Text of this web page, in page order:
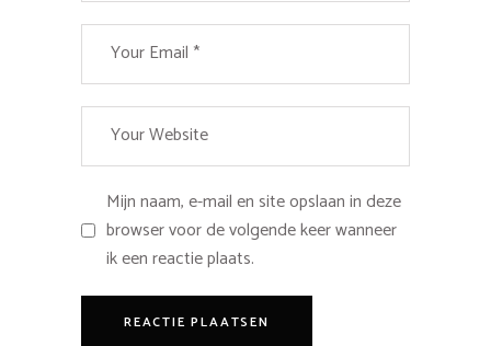
Mijn naam, e-mail en site opslaan in deze
browser voor de volgende keer wanneer
ik een reactie plaats.